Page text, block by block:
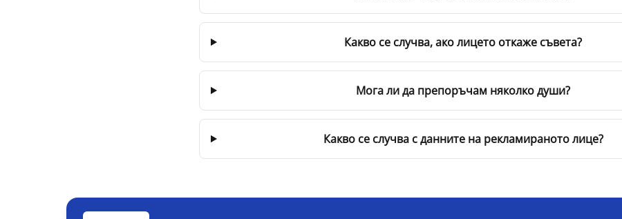
Какво се случва, ако лицето откаже съвета?
Мога ли да препоръчам няколко души?
Какво се случва с данните на рекламираното лице?